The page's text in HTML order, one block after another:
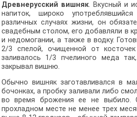
Древнерусский вишняк. Вкусный и
напиток, широко
различных случаях жизни, он
свадебным столом, его добавляли в
и недомогании, а также в водку.
2/3 спелой, очищенной от
заливалось 1/3 пчелиного меда
закрывал вишню.
Обычно вишняк заготавливался в
бочонках, а пробку заливали либо
во время брожения ее не выбило.
прохладном месте не менее трех